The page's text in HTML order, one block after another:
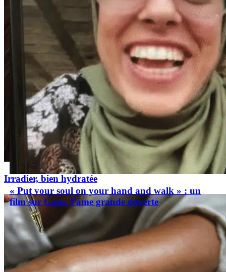
« Put your soul on your hand and walk » : un
film sur Gaza, l’âme grande ouverte
Irradier, bien hydratée